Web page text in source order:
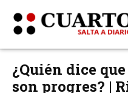
¿Quién dice
son progres? |